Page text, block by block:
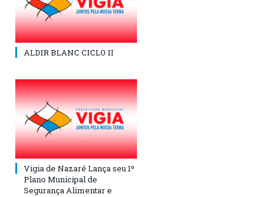
ALDIR BLANC CICLO II
Vigia de Nazaré Lança seu 1º
Plano Municipal de
Segurança Alimentar e